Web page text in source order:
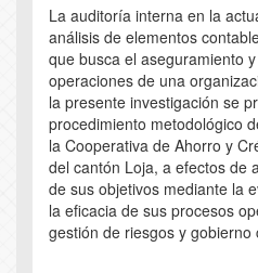
La auditoría interna en la
análisis de elementos
que busca el aseguramiento
operaciones de una
la presente investigación se
procedimiento metodológico
la Cooperativa de Ahorro y
del cantón Loja, a efectos de
de sus objetivos mediante la
la eficacia de sus procesos
gestión de riesgos y gobierno